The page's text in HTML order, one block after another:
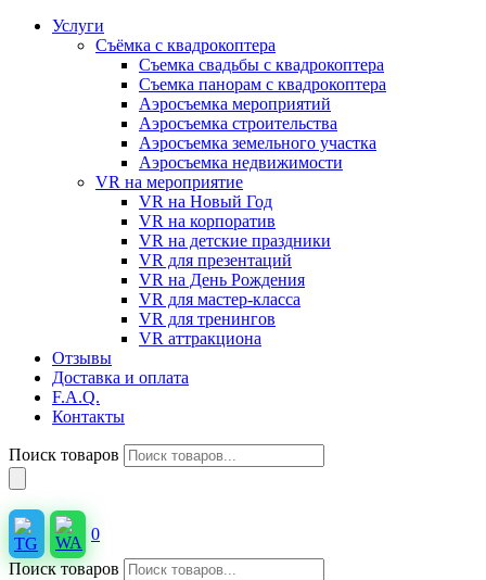
Услуги
Съёмка с квадрокоптера
Съемка свадьбы с квадрокоптера
Съемка панорам с квадрокоптера
Аэросъемка мероприятий
Аэросъемка строительства
Аэросъемка земельного участка
Аэросъемка недвижимости
VR на мероприятие
VR на Новый Год
VR на корпоратив
VR на детские праздники
VR для презентаций
VR на День Рождения
VR для мастер-класса
VR для тренингов
VR аттракциона
Отзывы
Доставка и оплата
F.A.Q.
Контакты
Поиск товаров
0
Поиск товаров